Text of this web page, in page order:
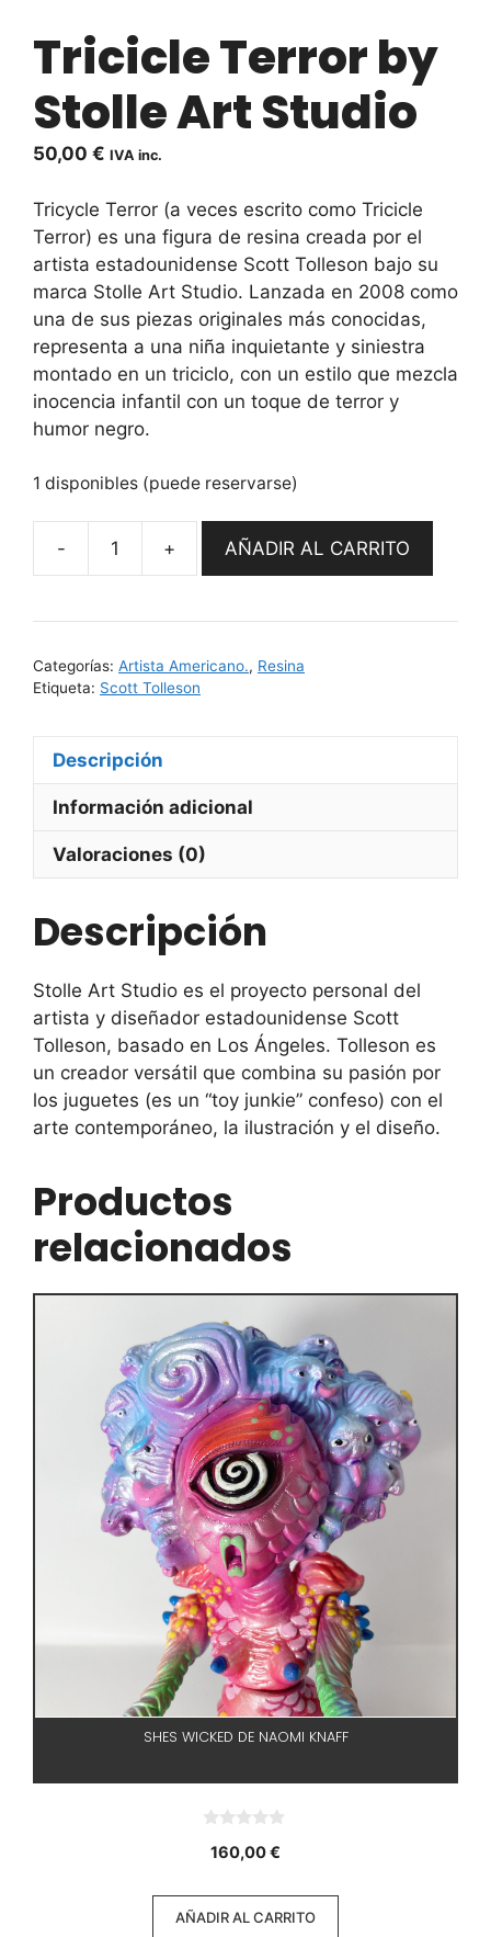
Tricicle Terror by
Stolle Art Studio
50,00 € IVA inc.
Tricycle Terror (a veces escrito como Tricicle
Terror) es una figura de resina creada por el
artista estadounidense Scott Tolleson bajo su
marca Stolle Art Studio. Lanzada en 2008 como
una de sus piezas originales más conocidas,
representa a una niña inquietante y siniestra
montado en un triciclo, con un estilo que mezcla
inocencia infantil con un toque de terror y
humor negro.
1 disponibles (puede reservarse)
Tricicle
Art
Studio
AÑADIR AL CARRITO
Categorías: Artista Americano., Resina
Etiqueta: Scott Tolleson
Descripción
Información adicional
Valoraciones (0)
Descripción
Stolle Art Studio es el proyecto personal del
artista y diseñador estadounidense Scott
Tolleson, basado en Los Ángeles. Tolleson es
un creador versátil que combina su pasión por
los juguetes (es un “toy junkie” confeso) con el
arte contemporáneo, la ilustración y el diseño.
Productos
relacionados
SHES WICKED DE NAOMI KNAFF
d160,00€
AÑADIR AL CARRITO